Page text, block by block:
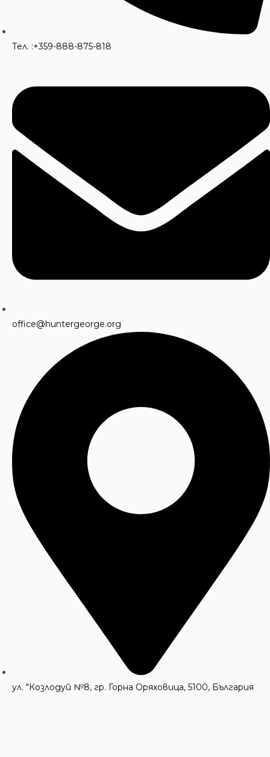
Тел. :+359-888-875-818
office@huntergeorge.org
ул. "Козлодуй №8, гр. Горна Оряховица, 5100, България